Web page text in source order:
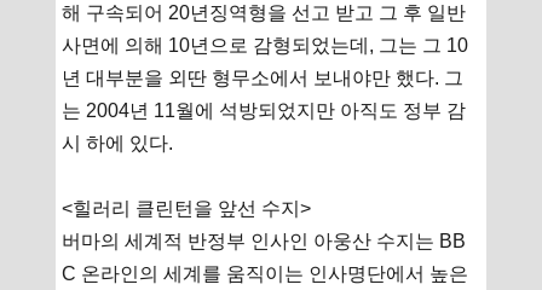
해 구속되어 20년징역형을 선고 받고 그 후 일반
사면에 의해 10년으로 감형되었는데, 그는 그 10
년 대부분을 외딴 형무소에서 보내야만 했다. 그
는 2004년 11월에 석방되었지만 아직도 정부 감
시 하에 있다.
<힐러리 클린턴을 앞선 수지>
버마의 세계적 반정부 인사인 아웅산 수지는 BB
C 온라인의 세계를 움직이는 인사명단에서 높은